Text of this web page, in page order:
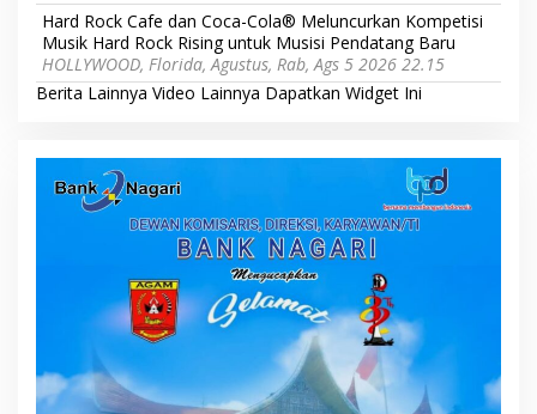
Hard Rock Cafe dan Coca-Cola® Meluncurkan Kompetisi
Musik Hard Rock Rising untuk Musisi Pendatang Baru
HOLLYWOOD, Florida, Agustus, Rab, Ags 5 2026 22.15
Berita Lainnya Video Lainnya Dapatkan Widget Ini